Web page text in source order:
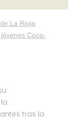
La Rioja
Coca-
tras la